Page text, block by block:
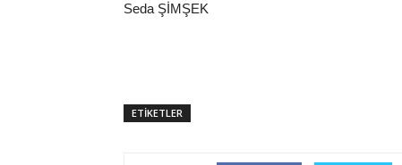
Seda ŞİMŞEK
ETİKETLER